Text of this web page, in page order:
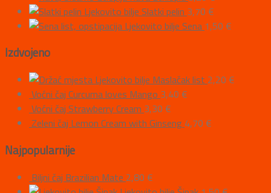
Ljekovito bilje Slatki pelin 3,70 €
Ljekovito bilje Sena 1,50 €
Izdvojeno
Ljekovito bilje Maslačak list 2,20 €
Voćni čaj Curcuma loves Mango 3,40 €
Voćni čaj Strawberry Cream 3,30 €
Zeleni čaj Lemon Cream with Ginseng 4,70 €
Najpopularnije
Biljni čaj Brazilian Mate 2,80 €